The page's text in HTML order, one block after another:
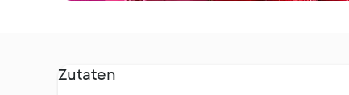
Zutaten